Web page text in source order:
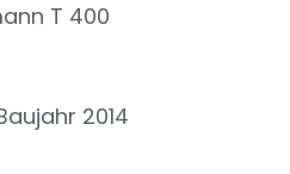
T 400
2014